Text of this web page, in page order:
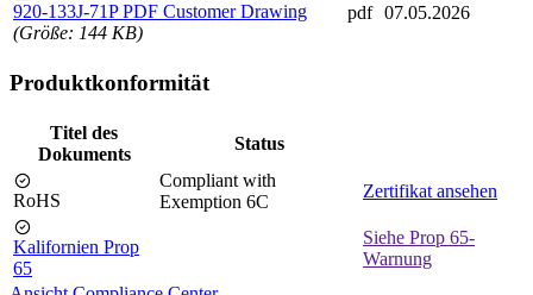
920-133J-71P PDF Customer Drawing
(Größe: 144 KB)
pdf 07.05.2026
Produktkonformität
Titel des
Dokuments
Status
RoHS
Compliant with
Exemption 6C
Zertifikat ansehen
Kalifornien Prop
65
Siehe Prop 65-
Warnung